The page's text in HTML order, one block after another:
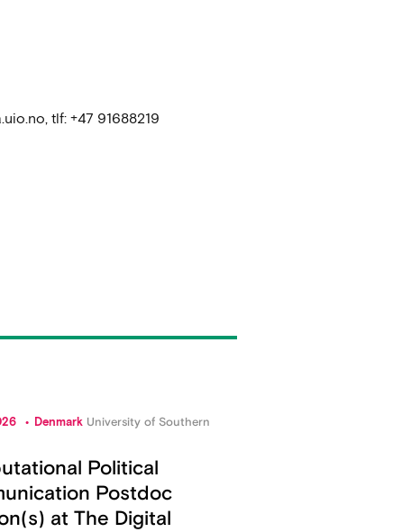
tlf: +47 91688219
Denmark University of Southern
Political
Postdoc
at The Digital